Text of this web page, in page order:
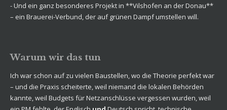
- Und ein ganz besonderes Projekt in **Vilshofen an der Donau**
– ein Brauerei-Verbund, der auf grünen Dampf umstellen will.
Warum wir das tun
Ich war schon auf zu vielen Baustellen, wo die Theorie perfekt war
– und die Praxis scheiterte, weil niemand die lokalen Behörden
kannte, weil Budgets für Netzanschlüsse vergessen wurden, weil